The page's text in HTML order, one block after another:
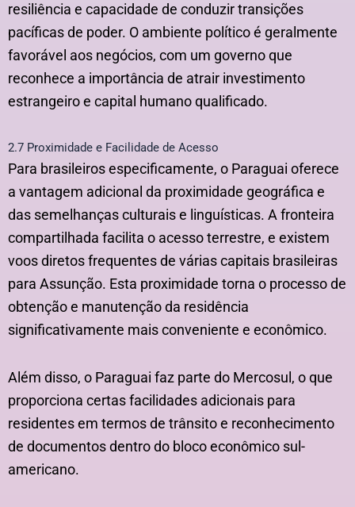
resiliência e capacidade de conduzir transições
pacíficas de poder. O ambiente político é geralmente
favorável aos negócios, com um governo que
reconhece a importância de atrair investimento
estrangeiro e capital humano qualificado.
2.7 Proximidade e Facilidade de Acesso
Para brasileiros especificamente, o Paraguai oferece
a vantagem adicional da proximidade geográfica e
das semelhanças culturais e linguísticas. A fronteira
compartilhada facilita o acesso terrestre, e existem
voos diretos frequentes de várias capitais brasileiras
para Assunção. Esta proximidade torna o processo de
obtenção e manutenção da residência
significativamente mais conveniente e econômico.
Além disso, o Paraguai faz parte do Mercosul, o que
proporciona certas facilidades adicionais para
residentes em termos de trânsito e reconhecimento
de documentos dentro do bloco econômico sul-
americano.